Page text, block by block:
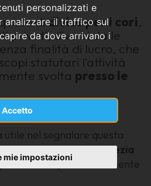
personalizzati e
analizzare il traffico sul
da dove arrivano i
Accetto
mie impostazioni
didivise per i cori,
privati, diversi dalle
finalità di lucro, che
statutari l'attività
svolta presso le
utile nel segnalare questa
dallaRegione Friuli Venezia
attività prevalentemente